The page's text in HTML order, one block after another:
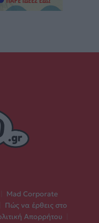
Mad Corporate
Πώς να έρθεις στο
Απορρήτου